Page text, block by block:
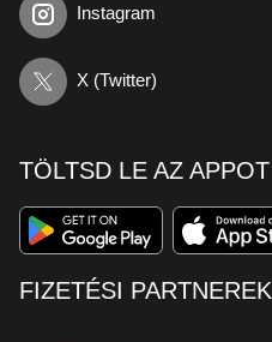
Instagram
X (Twitter)
TÖLTSD LE AZ APPOT
FIZETÉSI PARTNEREK